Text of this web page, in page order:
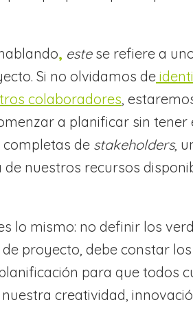
, estese refiere a
Si no olvidamos de
colaboradores,
a planificar sin
de stakeholders,
nuestros recursos
lo mismo: no definir los
proyecto, debe constar
para que todos
creatividad,